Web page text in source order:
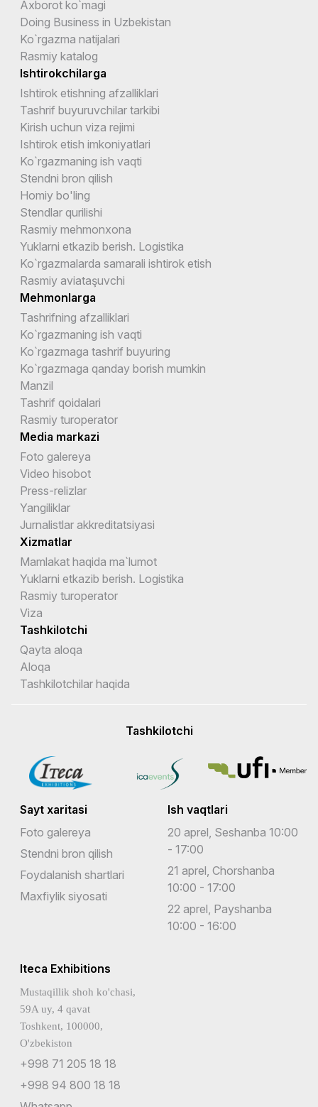
Axborot ko`magi
Doing Business in Uzbekistan
Ko`rgazma natijalari
Rasmiy katalog
Ishtirokchilarga
Ishtirok etishning afzalliklari
Tashrif buyuruvchilar tarkibi
Kirish uchun viza rejimi
Ishtirok etish imkoniyatlari
Ko`rgazmaning ish vaqti
Stendni bron qilish
Homiy bo'ling
Stendlar qurilishi
Rasmiy mehmonxona
Yuklarni etkazib berish. Logistika
Ko`rgazmalarda samarali ishtirok etish
Rasmiy aviataşuvchi
Mehmonlarga
Tashrifning afzalliklari
Ko`rgazmaning ish vaqti
Ko`rgazmaga tashrif buyuring
Ko`rgazmaga qanday borish mumkin
Manzil
Tashrif qoidalari
Rasmiy turoperator
Media markazi
Foto galereya
Video hisobot
Press-relizlar
Yangiliklar
Jurnalistlar akkreditatsiyasi
Xizmatlar
Mamlakat haqida ma`lumot
Yuklarni etkazib berish. Logistika
Rasmiy turoperator
Viza
Tashkilotchi
Qayta aloqa
Aloqa
Tashkilotchilar haqida
Tashkilotchi
Sayt xaritasi
Foto galereya
Stendni bron qilish
Foydalanish shartlari
Maxfiylik siyosati
Ish vaqtlari
20 aprel, Seshanba 10:00
- 17:00
21 aprel, Chorshanba
10:00 - 17:00
22 aprel, Payshanba
10:00 - 16:00
Iteca Exhibitions
Mustaqillik shoh ko'chasi,
59A uy, 4 qavat
Toshkent, 100000,
O'zbekiston
+998 71 205 18 18
+998 94 800 18 18